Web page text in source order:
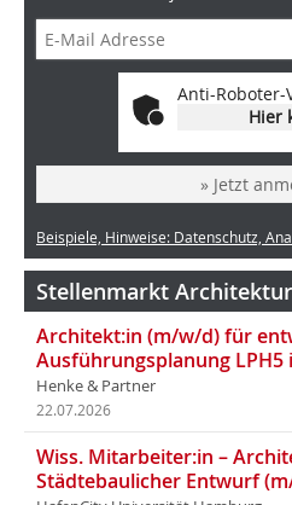
Anti-
Hier
» Jetzt
Beispiele, Hinweise: Datenschutz,
Stellenmarkt Architektur
Architekt:in (m/w/d) für
Ausführungsplanung LPH5
Henke & Partner
22.07.2026
Wiss. Mitarbeiter:in –
Städtebaulicher Entwurf